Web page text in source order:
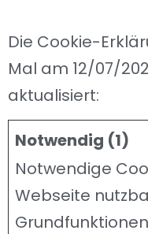
Die Cookie-
Mal am 12/07/
aktualisiert:
Notwendig (1)
Notwendige
Webseite